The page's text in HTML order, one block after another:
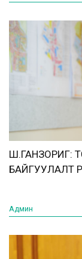
Ш.ГАНЗОРИГ:
БАЙГУУЛАЛТ
Админ